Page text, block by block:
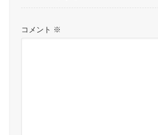
コメント ※